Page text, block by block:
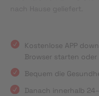
Kostenlose APP
Browser starten
Bequem die
Danach innerhalb